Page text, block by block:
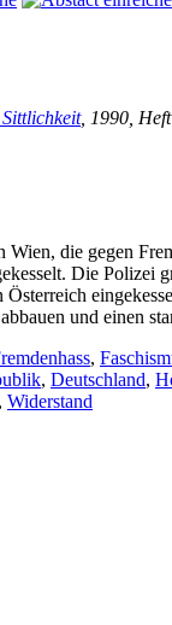
, 1990,
die gegen
Die Polizei
und einen
,
, Deutschland,
, Widerstand